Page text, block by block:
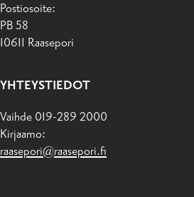
Postiosoite:
PB 58
10611 Raasepori
YHTEYSTIEDOT
Vaihde 019-289 2000
Kirjaamo:
raasepori@raasepori.fi